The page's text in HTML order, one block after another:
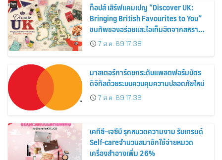
ท็อปส์ เสิร์ฟแคมเปญ “Discover UK:
Bringing British Favourites to You”
ขนทัพของอร่อยและไอเท็มฮิตจากสหราช
อาณาจักร ส่งตรงถึงมือตั้งแต่วันนี้ – 18
สิงหาคมนี้
7 ส.ค. 69 17:38
มาสเตอร์การ์ดยกระดับแพลตฟอร์มบัตร
ดิจิทัลด้วยระบบควบคุมความปลอดภัยใหม่
7 ส.ค. 69 17:36
เคทีซี–เจซีบี รุกหมวดความงาม รับเทรนด์
Self-careจำนวนสมาชิกใช้จ่ายหมวด
เครื่องสำอางเพิ่ม 26%